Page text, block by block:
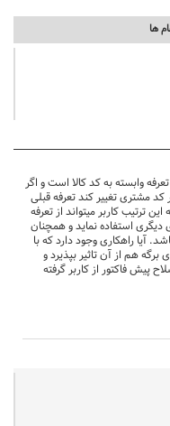
ها
تعرفه وابسته به کد کالا است و اگر
کد مشتری تغییر کند تعرفه قبلی
ترتیب کاربر میتواند از تعرفه
استفاده نماید و همچنان
آیا راهکاری وجود دارد که با
هم از آن تاثیر بپذیرد و
پیش فاکتور از کاربر گرفته